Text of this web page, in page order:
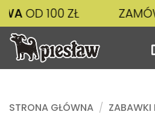
Przewiń
do
zawartości
ZŁ ZAMÓWIENIA
STRONA GŁÓWNA / ZABAWKI